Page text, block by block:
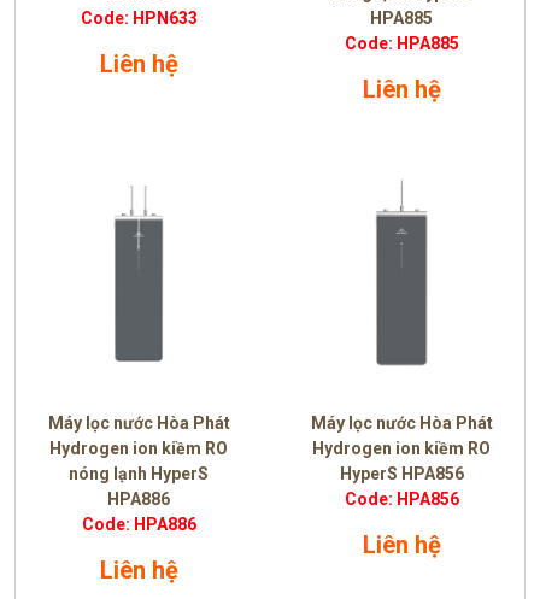
Code: HPN633
Liên hệ
HPA885
Code: HPA885
Liên hệ
Máy lọc nước Hòa Phát
Hydrogen ion kiềm RO
nóng lạnh HyperS
HPA886
Code: HPA886
Liên hệ
Máy lọc nước Hòa Phát
Hydrogen ion kiềm RO
HyperS HPA856
Code: HPA856
Liên hệ